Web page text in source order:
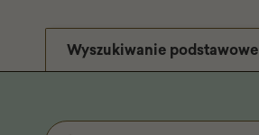
Wyszukiwanie podstawowe
Wyszukiwanie
Wpisz